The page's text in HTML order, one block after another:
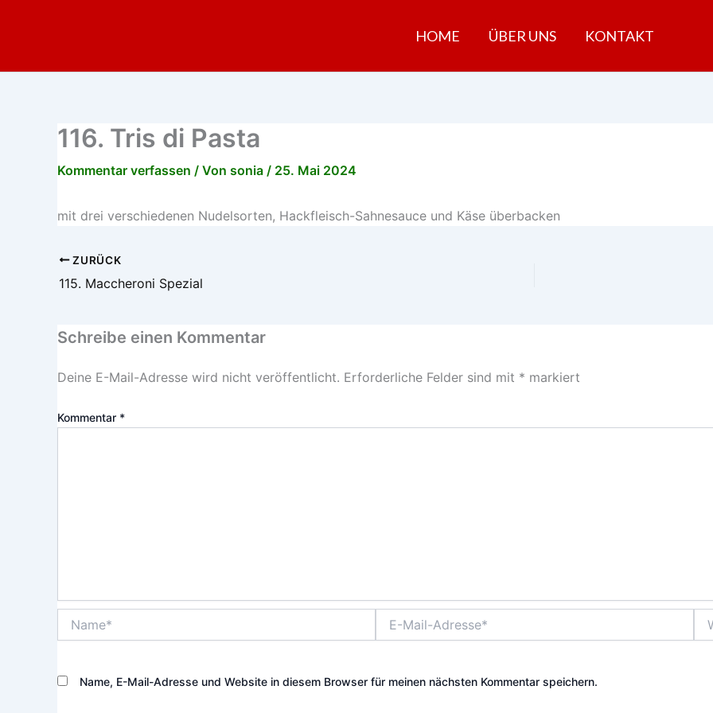
HOME ÜBER UNS KONTAKT
116. Tris di Pasta
Kommentar verfassen / Von sonia / 25. Mai 2024
mit drei verschiedenen Nudelsorten, Hackfleisch-Sahnesauce und Käse überbacken
ZURÜCK
115. Maccheroni Spezial
Schreibe einen Kommentar
Deine E-Mail-Adresse wird nicht veröffentlicht. Erforderliche Felder sind mit * markiert
Kommentar *
Mail-
Name, E-Mail-Adresse und Website in diesem Browser für meinen nächsten Kommentar speichern.